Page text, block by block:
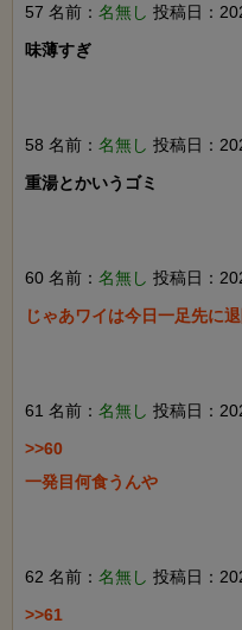
57 名前： 名無し 投稿日：
味薄すぎ
58 名前： 名無し 投稿日：
重湯とかいうゴミ
60 名前： 名無し 投稿日：
じゃあワイは今日一足先に
61 名前： 名無し 投稿日：
>>60
一発目何食うんや
62 名前： 名無し 投稿日：
>>61